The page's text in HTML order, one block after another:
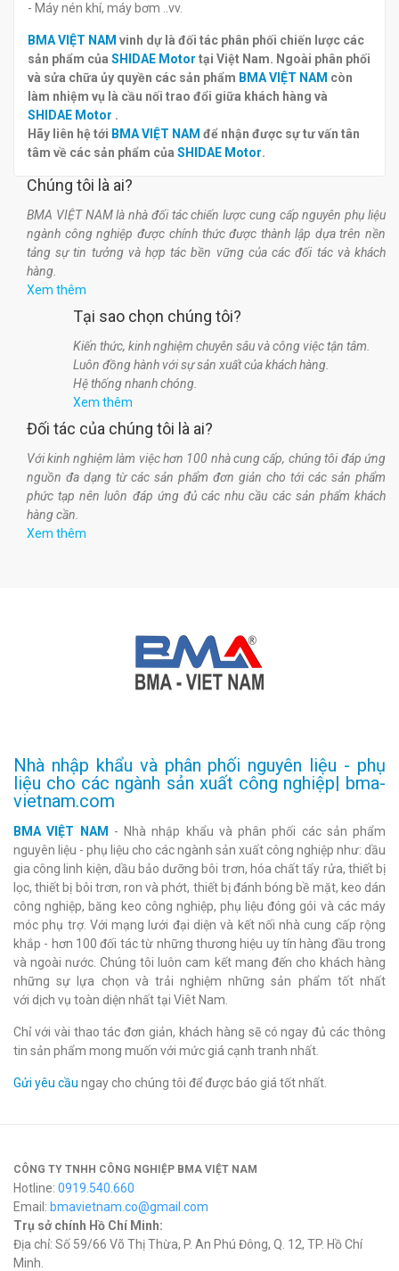
- Máy nén khí, máy bơm ..vv.
BMA VIỆT NAM vinh dự là đối tác phân phối chiến lược các
sản phẩm của SHIDAE Motor tại Việt Nam. Ngoài phân phối
và sửa chữa ủy quyền các sản phẩm BMA VIỆT NAM còn
làm nhiệm vụ là cầu nối trao đổi giữa khách hàng và
SHIDAE Motor .
Hãy liên hệ tới BMA VIỆT NAM để nhận được sự tư vấn tân
tâm về các sản phẩm của SHIDAE Motor.
Chúng tôi là ai?
BMA VIỆT NAM là nhà đối tác chiến lược cung cấp nguyên phụ liệu
ngành công nghiệp được chính thức được thành lập dựa trên nền
tảng sự tin tưởng và hợp tác bền vững của các đối tác và khách
hàng.
Xem thêm
Tại sao chọn chúng tôi?
Kiến thức, kinh nghiệm chuyên sâu và công việc tận tâm.
Luôn đồng hành với sự sản xuất của khách hàng.
Hệ thống nhanh chóng.
Xem thêm
Đối tác của chúng tôi là ai?
Với kinh nghiệm làm việc hơn 100 nhà cung cấp, chúng tôi đáp ứng
nguồn đa dạng từ các sản phẩm đơn giản cho tới các sản phẩm
phức tạp nên luôn đáp ứng đủ các nhu cầu các sản phẩm khách
hàng cần.
Xem thêm
Nhà nhập khẩu và phân phối nguyên liệu - phụ
liệu cho các ngành sản xuất công nghiệp| bma-
vietnam.com
BMA VIỆT NAM
- Nhà nhập khẩu và phân phối các sản phẩm
nguyên liệu - phụ liệu cho các ngành sản xuất công nghiệp như: dầu
gia công linh kiện, dầu bảo dưỡng bôi trơn, hóa chất tẩy rửa, thiết bị
lọc, thiết bị bôi trơn, ron và phớt, thiết bị đánh bóng bề mặt, keo dán
công nghiệp, băng keo công nghiệp, phụ liệu đóng gói và các máy
móc phụ trợ. Với mạng lưới đại diện và kết nối nhà cung cấp rộng
khắp - hơn 100 đối tác từ những thương hiệu uy tín hàng đầu trong
và ngoài nước. Chúng tôi luôn cam kết mang đến cho khách hàng
những sự lựa chọn và trải nghiệm những sản phẩm tốt nhất
với dịch vụ toàn diện nhất tại Viêt Nam.
Chỉ với vài thao tác đơn giản, khách hàng sẽ có ngay đủ các thông
tin sản phẩm mong muốn với mức giá cạnh tranh nhất.
Gửi yêu cầu ngay cho chúng tôi để được báo giá tốt nhất.
CÔNG TY TNHH CÔNG NGHIỆP BMA VIỆT NAM
Hotline: 0919.540.660
Email: bmavietnam.co@gmail.com
Trụ sở chính Hồ Chí Minh:
Địa chỉ: Số 59/66 Võ Thị Thừa, P. An Phú Đông, Q. 12, TP. Hồ Chí
Minh.